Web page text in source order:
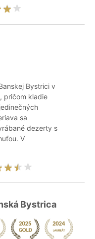
Bystrici v
pričom kladie
sa
dezerty s
V
Bystrica